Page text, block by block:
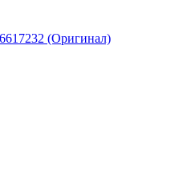
(Оригинал)